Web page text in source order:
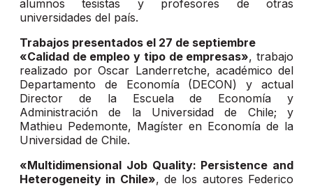
alumnos tesistas y profesores de otras
universidades del país.
Trabajos presentados el 27 de septiembre
«Calidad de empleo y tipo de empresas», trabajo
realizado por Oscar Landerretche, académico del
Departamento de Economía (DECON) y actual
Director de la Escuela de Economía y
Administración de la Universidad de Chile; y
Mathieu Pedemonte, Magíster en Economía de la
Universidad de Chile.
«Multidimensional Job Quality: Persistence and
Heterogeneity in Chile», de los autores Federico